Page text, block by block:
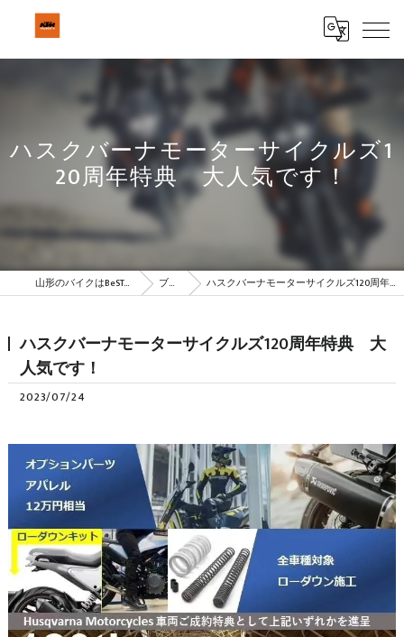
ハスクバーナモーターサイクルズ1
20周年特典 大人気です！
山形のバイクはBeSTAR株式会社 ブログ ハスクバーナモーターサイクルズ120周年特典 大人気です！
ハスクバーナモーターサイクルズ120周年特典 大
人気です！
2023/07/24